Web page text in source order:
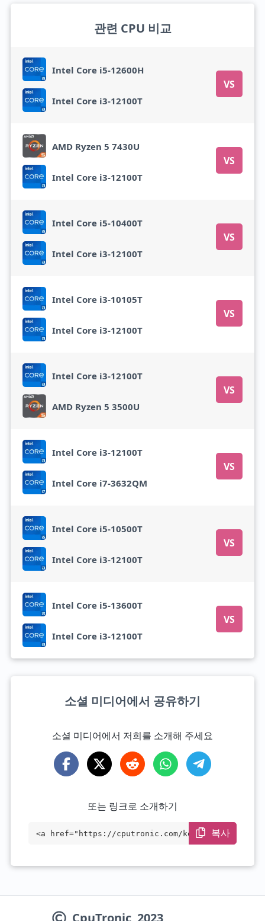
관련 CPU 비교
Intel Core i5-12600H
VS
Intel Core i3-12100T
AMD Ryzen 5 7430U
VS
Intel Core i3-12100T
Intel Core i5-10400T
VS
Intel Core i3-12100T
Intel Core i3-10105T
VS
Intel Core i3-12100T
Intel Core i3-12100T
VS
AMD Ryzen 5 3500U
Intel Core i3-12100T
VS
Intel Core i7-3632QM
Intel Core i5-10500T
VS
Intel Core i3-12100T
Intel Core i5-13600T
VS
Intel Core i3-12100T
소셜 미디어에서 공유하기
소셜 미디어에서 저희를 소개해 주세요
또는 링크로 소개하기
<a href="https://cputronic.com/ko/cpu/in
복사
CpuTronic 2023